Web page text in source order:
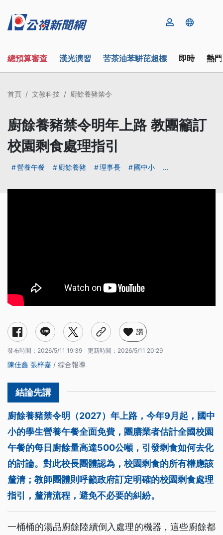
總預算審查 漢光演習 苦茶油苯駢芘超標 即時 熱
首頁 文教科技 廚餘養豬禁令
廚餘養豬禁令明年上路 教團籲訂
校園剩食處理指引
營養午餐 廚餘養豬 理事長 國中小 ...
讚
發布時間： 2026/5/11 19:39 更新時間： 2026/5/11 20:29
陳佳鑫 張梓嘉 / 綜合報導
廚餘養豬禁令明（2027）年上路，今年9月起，國中
小的學生營養午餐全面免費，團膳業者估計全國校園
午餐的每日廚餘量高達500公噸，引發剩食如何去化
的討論。對此校長團體認為，校園剩食的所有權應該
釐清；教師團體則呼籲政府訂定明確的校園剩食處理
指引，釐清流程，避免不必要的糾紛。
一桶桶的湯品廚餘陸續倒入處理的機器，這些廚餘都